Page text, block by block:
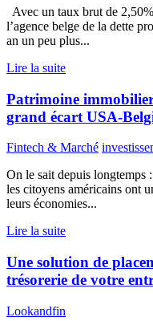
Avec un taux brut de
l’agence belge de la dette
an un peu plus...
Lire la suite
Patrimoine
grand écart USA-
Fintech & Marché
On le sait depuis longtemps
les citoyens américains ont
leurs économies...
Lire la suite
Une solution de
trésorerie de votre
Lookandfin